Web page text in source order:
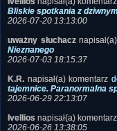
Ivellios napisał(a)
Bliskie spotkania z
uważny słuchacz
Nieznanego
K.R.napisał(a) komentarz
tajemnice. Paranormalna
Ivelliosnapisał(a) komentarz